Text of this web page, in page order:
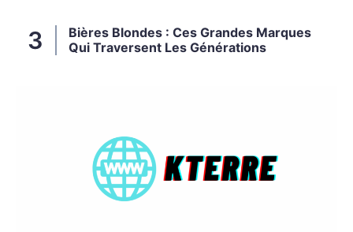
Bières Blondes : Ces Grandes Marques
Qui Traversent Les Générations